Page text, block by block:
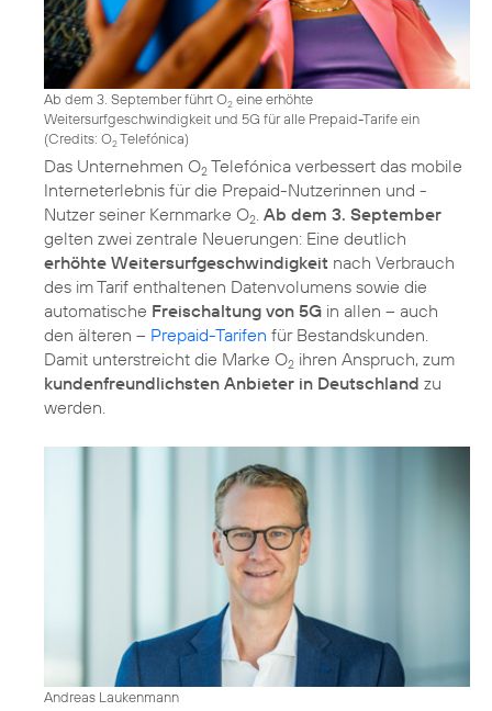
Ab dem 3. September führt O2 eine erhöhte
Weitersurfgeschwindigkeit und 5G für alle Prepaid-Tarife ein
(Credits: O2Telefónica)
Das Unternehmen O2 Telefónica verbessert das mobile
Interneterlebnis für die Prepaid-Nutzerinnen und -
Nutzer seiner Kernmarke O2 Ab dem 3. September
gelten zwei zentrale Neuerungen: Eine deutlich
erhöhte Weitersurfgeschwindigkeit nach Verbrauch
des im Tarif enthaltenen Datenvolumens sowie die
automatische Freischaltung von 5G in allen – auch
den älteren – Prepaid-Tarifen für Bestandskunden.
Damit unterstreicht die Marke O2 ihren Anspruch, zum
kundenfreundlichsten Anbieter in Deutschland zu
werden.
Andreas Laukenmann